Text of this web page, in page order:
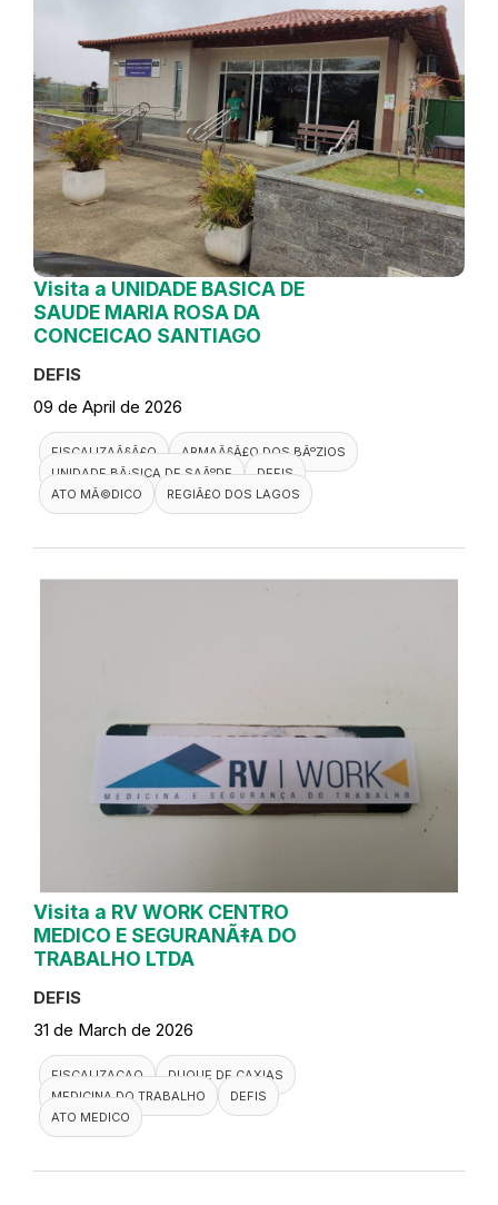
Visita a UNIDADE BASICA DE
SAUDE MARIA ROSA DA
CONCEICAO SANTIAGO
DEFIS
09 de April de 2026
FISCALIZAÃ§Ã£O
ARMAÃ§Ã£O DOS BÃºZIOS
UNIDADE BÃ¡SICA DE SAÃºDE
DEFIS
ATO MÃ©DICO
REGIÃ£O DOS LAGOS
Visita a RV WORK CENTRO
MEDICO E SEGURANÃ‡A DO
TRABALHO LTDA
DEFIS
31 de March de 2026
FISCALIZACAO
DUQUE DE CAXIAS
MEDICINA DO TRABALHO
DEFIS
ATO MEDICO